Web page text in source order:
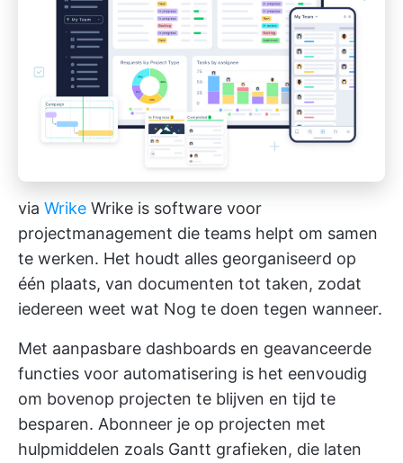
via Wrike Wrike is software voor
projectmanagement die teams helpt om samen
te werken. Het houdt alles georganiseerd op
één plaats, van documenten tot taken, zodat
iedereen weet wat Nog te doen tegen wanneer.
Met aanpasbare dashboards en geavanceerde
functies voor automatisering is het eenvoudig
om bovenop projecten te blijven en tijd te
besparen. Abonneer je op projecten met
hulpmiddelen zoals Gantt grafieken, die laten